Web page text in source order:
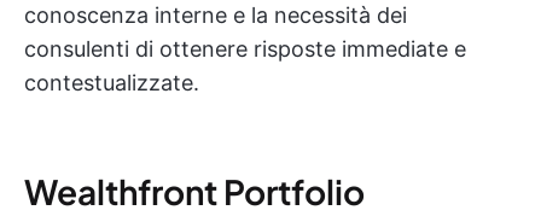
conoscenza interne e la necessità dei
consulenti di ottenere risposte immediate e
contestualizzate.
Wealthfront Portfolio